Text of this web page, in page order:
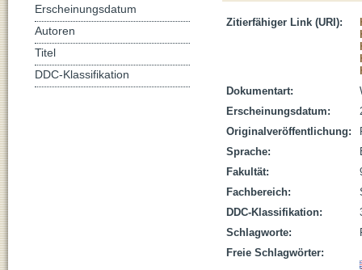
Zitierfähiger Link (URI):
Dokumentart:
Erscheinungsdatum:
Originalveröffentlichung:
Sprache:
Fakultät:
Fachbereich:
DDC-Klassifikation:
Schlagworte:
Freie Schlagwörter:
Erscheinungsdatum
Autoren
Titel
DDC-Klassifikation